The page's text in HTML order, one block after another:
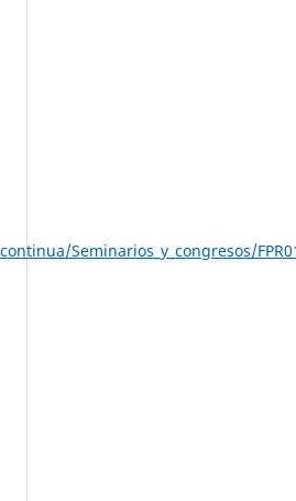
Seminarios_y_congresos/